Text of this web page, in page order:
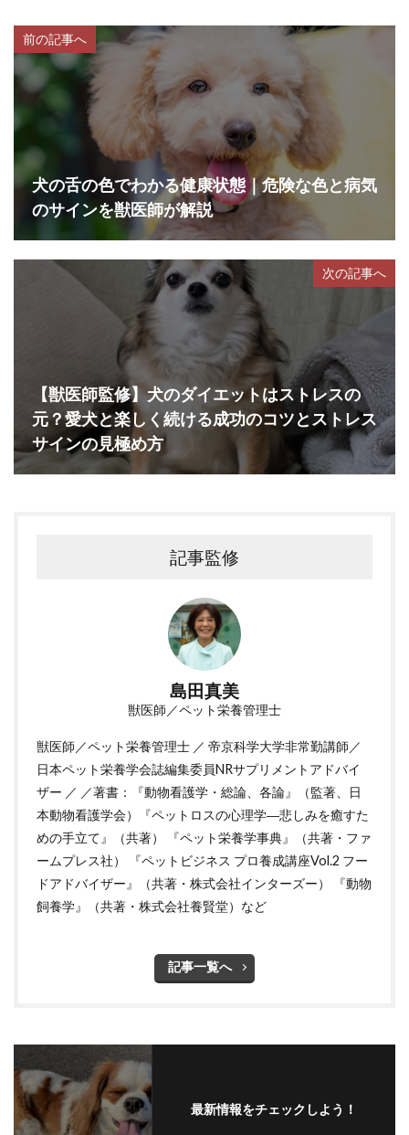
前の記事へ
犬の舌の色でわかる健康状態｜危険な色と病気
のサインを獣医師が解説
次の記事へ
【獣医師監修】犬のダイエットはストレスの
元？愛犬と楽しく続ける成功のコツとストレス
サインの見極め方
記事監修
島田真美
獣医師／ペット栄養管理士
獣医師／ペット栄養管理士 ／ 帝京科学大学非常勤講師／
日本ペット栄養学会誌編集委員NRサプリメントアドバイ
ザー ／ ／著書：『動物看護学・総論、各論』（監著、日
本動物看護学会）『ペットロスの心理学―悲しみを癒すた
めの手立て』（共著） 『ペット栄養学事典』（共著・ファ
ームプレス社） 『ペットビジネス プロ養成講座Vol.2 フー
ドアドバイザー』（共著・株式会社インターズー） 『動物
飼養学』（共著・株式会社養賢堂）など
記事一覧へ
最新情報をチェックしよう！